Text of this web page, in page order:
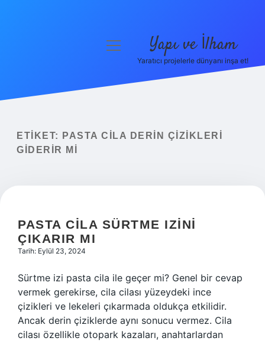
Yasal Uyarı
menüyü
Yapı ve İlham
Yaratıcı projelerle dünyanı inşa et!
ETIKET:
PASTA CILA DERIN ÇIZIKLERI
GIDERIR MI
PASTA CILA SÜRTME IZINI
ÇIKARIR MI
Tarih: Eylül 23, 2024
Sürtme izi pasta cila ile geçer mi? Genel bir cevap
vermek gerekirse, cila cilası yüzeydeki ince
çizikleri ve lekeleri çıkarmada oldukça etkilidir.
Ancak derin çiziklerde aynı sonucu vermez. Cila
cilası özellikle otopark kazaları, anahtarlardan